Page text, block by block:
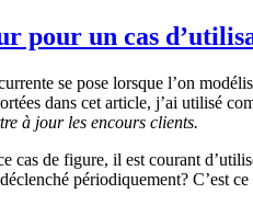
pour un cas
se pose lorsque l’on
dans cet article, j’ai utilisé
à jour les encours clients.
cas de figure, il est courant
périodiquement? C’est